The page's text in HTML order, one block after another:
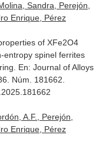
Sandra, Perejón,
Enrique, Pérez
of XFe2O4
entropy spinel ferrites
En: Journal of Alloys
Núm. 181662.
A.F., Perejón,
Enrique, Pérez